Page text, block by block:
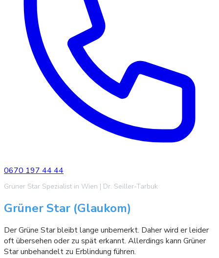
0670 197 44 44
Grüner Star Spezialist in Wien | Dr. Seiller-Tarbuk
Grüner Star (Glaukom)
Der Grüne Star bleibt lange unbemerkt. Daher wird er leider
oft übersehen oder zu spät erkannt. Allerdings kann Grüner
Star unbehandelt zu Erblindung führen.